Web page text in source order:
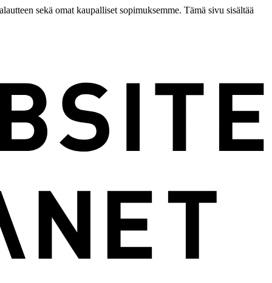
sekä omat kaupalliset sopimuksemme. Tämä sivu sisältää